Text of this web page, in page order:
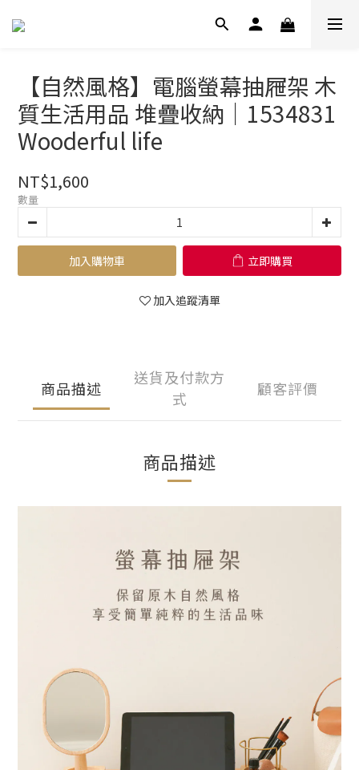
【自然風格】電腦螢幕抽屜架 木
質生活用品 堆疊收納｜1534831
Wooderful life
NT$1,600
數量
加入購物車 立即購買
加入追蹤清單
商品描述
送貨及付款方
式
顧客評價
商品描述